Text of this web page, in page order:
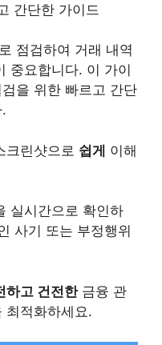
간단한 가이드
점검하여 거래 내역
중요합니다. 이 가이
을 위한 빠르고 간단
크린샷으로 쉽게 이해
실시간으로 확인하
사기 또는 부정행위
하고 건전한금융 관
최적화하세요.